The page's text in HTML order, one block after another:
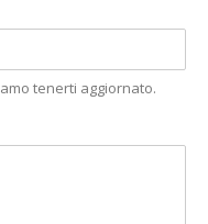
tenerti aggiornato.